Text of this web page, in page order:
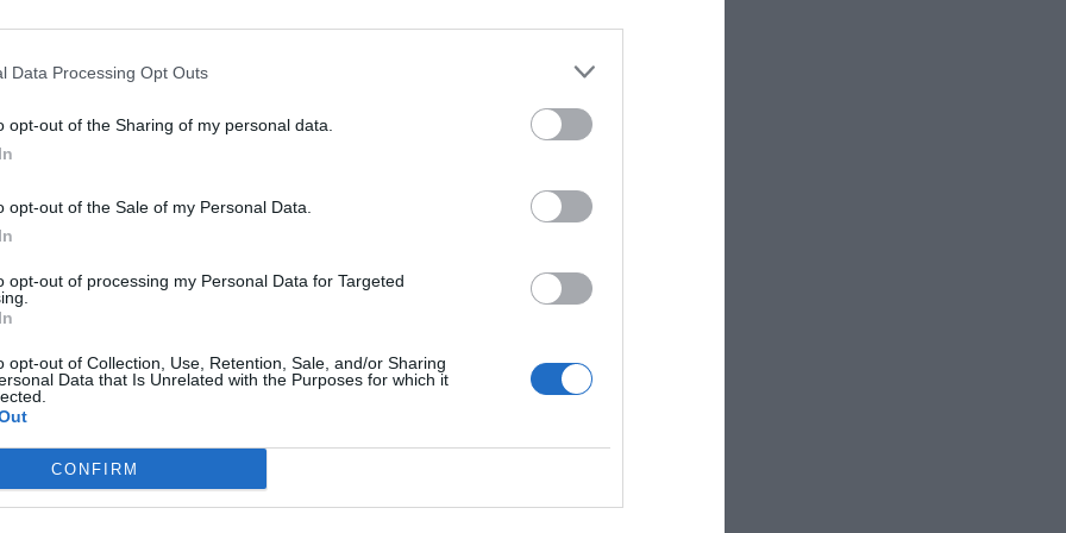
Data Processing Opt Outs
opt-out of the Sharing of my personal data.
opt-out of the Sale of my Personal Data.
opt-out of processing my Personal Data for Targeted
opt-out of Collection, Use, Retention, Sale, and/or Sharing
Data that Is Unrelated with the Purposes for which it
CONFIRM
Asimismo, se abre la puerta a estudiar
orientadas hacia personas
a impartir unas sesiones de
deseen participar en el proyecto y a emitir
así como a proporcionar los
«Madrid te acompaña»: folletos,
al COFM la información necesaria
es posible gracias a una aplicación móvil
Autónomo Informática del
apppermite a los usuarios –cualquier
solicitar la compañía de un voluntario
dar un paseo, ir al cine o al teatro, hacer la